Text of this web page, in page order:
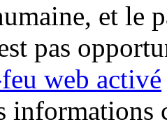
et le
pas
web activé
informations